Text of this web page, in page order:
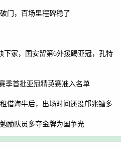
门，百场里程碑稳了
下家，国安留第6外援踢亚冠，孔特
季首批亚冠精英赛准入名单
借海牛后，出场时间还没邝兆镭多
励队员多夺金牌为国争光